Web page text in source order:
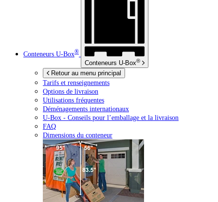
Conteneurs U-Box®
Conteneurs U-Box®
Retour au menu principal
Tarifs et renseignements
Options de livraison
Utilisations fréquentes
Déménagements internationaux
U-Box - Conseils pour l’emballage et la livraison
FAQ
Dimensions du conteneur